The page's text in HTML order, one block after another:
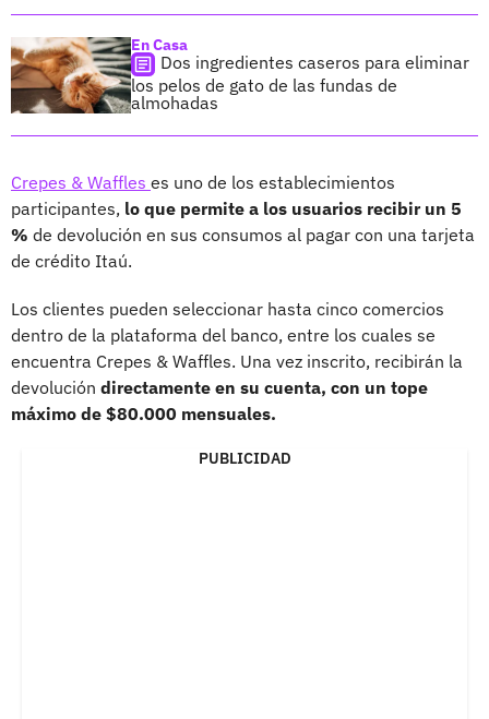
En Casa
Dos ingredientes caseros para eliminar
los pelos de gato de las fundas de
almohadas
Crepes & Waffles es uno de los establecimientos
participantes, lo que permite a los usuarios recibir un 5
% de devolución en sus consumos al pagar con una tarjeta
de crédito Itaú.
Los clientes pueden seleccionar hasta cinco comercios
dentro de la plataforma del banco, entre los cuales se
encuentra Crepes & Waffles. Una vez inscrito, recibirán la
devolución directamente en su cuenta, con un tope
máximo de $80.000 mensuales.
PUBLICIDAD